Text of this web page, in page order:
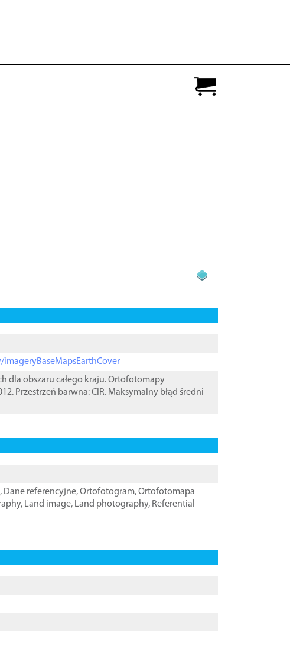
dla obszaru całego kraju. Ortofotomapy
Przestrzeń barwna: CIR. Maksymalny błąd średni
, Dane referencyjne,Ortofotogram,Ortofotomapa
, Land image, Land photography, Referential